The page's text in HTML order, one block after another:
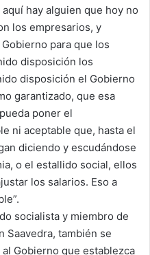
hay alguien que hoy no
los empresarios, y
para que los
disposición los
disposición el Gobierno
garantizado, que esa
poner el
ni aceptable que, hasta el
diciendo y escudándose
o el estallido social, ellos
los salarios. Eso a
socialista y miembro de
Saavedra, también se
Gobierno que establezca